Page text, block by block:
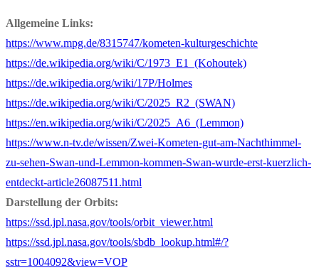
Allgemeine Links:
https://www.mpg.de/8315747/kometen-kulturgeschichte
https://de.wikipedia.org/wiki/C/1973_E1_(Kohoutek)
https://de.wikipedia.org/wiki/17P/Holmes
https://de.wikipedia.org/wiki/C/2025_R2_(SWAN)
https://en.wikipedia.org/wiki/C/2025_A6_(Lemmon)
https://www.n-tv.de/wissen/Zwei-Kometen-gut-am-Nachthimmel-
zu-sehen-Swan-und-Lemmon-kommen-Swan-wurde-erst-kuerzlich-
entdeckt-article26087511.html
Darstellung der Orbits:
https://ssd.jpl.nasa.gov/tools/orbit_viewer.html
https://ssd.jpl.nasa.gov/tools/sbdb_lookup.html#/?
sstr=1004092&view=VOP